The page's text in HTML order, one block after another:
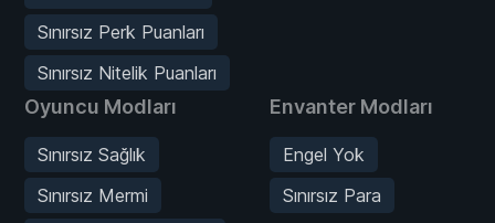
Sınırsız Perk Puanları
Sınırsız Nitelik Puanları
Oyuncu Modları
Sınırsız Sağlık
Sınırsız Mermi
Envanter Modları
Engel Yok
Sınırsız Para